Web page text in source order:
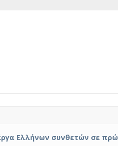
Ελλήνων συνθετών σε